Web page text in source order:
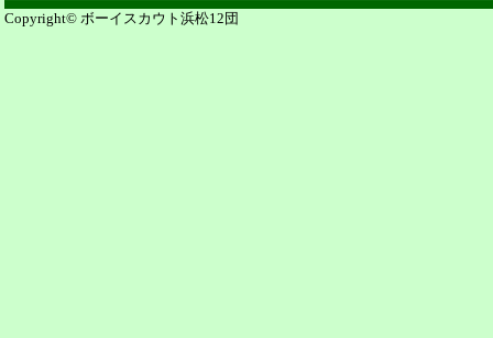
Copyright© ボーイスカウト浜松12団